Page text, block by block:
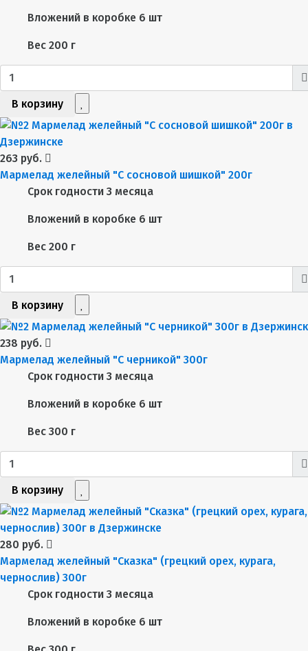
Вложений в коробке 6 шт
Вес 200 г
В корзину
263 руб.
Мармелад желейный "С сосновой шишкой" 200г
Срок годности 3 месяца
Вложений в коробке 6 шт
Вес 200 г
В корзину
238 руб.
Мармелад желейный "С черникой" 300г
Срок годности 3 месяца
Вложений в коробке 6 шт
Вес 300 г
В корзину
280 руб.
Мармелад желейный "Сказка" (грецкий орех, курага,
чернослив) 300г
Срок годности 3 месяца
Вложений в коробке 6 шт